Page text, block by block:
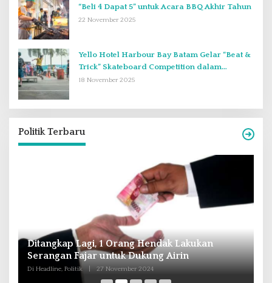
“Beli 4 Dapat 5” untuk Acara BBQ Akhir Tahun
22 November 2025
Yello Hotel Harbour Bay Batam Gelar “Beat &
Trick” Skateboard Competition dalam
Perayaan Anniversary ke-2
18 November 2025
Politik Terbaru
Andra Soni : Perbaiki Pendidikan dan
Tingkatkan SDM Untuk Banten Lebih Maju
Di Headline, Nasional, Politik | 16 Oktober 2024